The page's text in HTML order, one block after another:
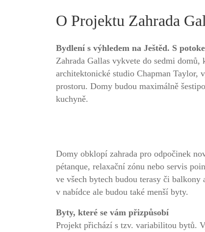
O Projektu Zahrada
Bydlení s výhledem na Ještěd. S
Zahrada Gallas vykvete do sedmi
architektonické studio Chapman
prostoru. Domy budou maximálně
kuchyně.
Domy obklopí zahrada pro odpočinek
pétanque, relaxační zónu nebo servis
ve všech bytech budou terasy či
v nabídce ale budou také menší byty.
Byty, které se vám přizpůsobí
Projekt přichází s tzv. variabilitou bytů.